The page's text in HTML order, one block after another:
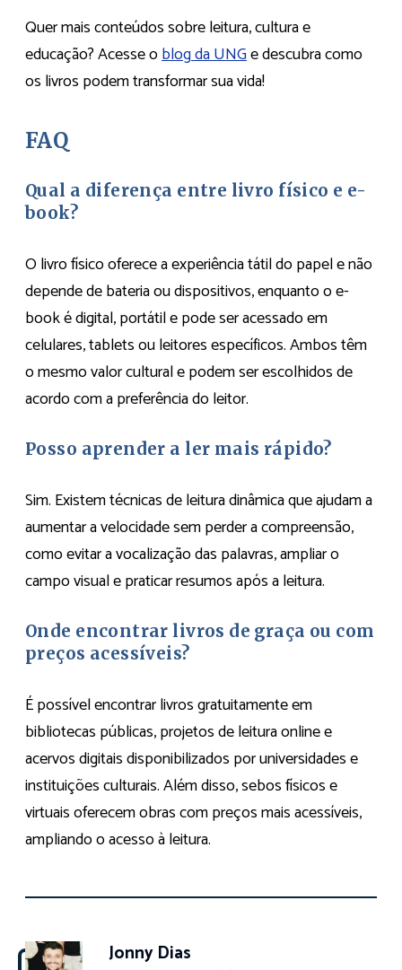
Quer mais conteúdos sobre leitura, cultura e
educação? Acesse oblogda UNGe descubra como
os livros podem transformar sua vida!
FAQ
Qual a diferença entre livro físico e e-
book?
O livro físico oferece a experiência tátil do papel e não
depende de bateria ou dispositivos, enquanto o e-
book é digital, portátil e pode ser acessado em
celulares, tablets ou leitores específicos. Ambos têm
o mesmo valor cultural e podem ser escolhidos de
acordo com a preferência do leitor.
Posso aprender a ler mais rápido?
Sim. Existem técnicas de leitura dinâmica que ajudam a
aumentar a velocidade sem perder a compreensão,
como evitar a vocalização das palavras, ampliar o
campo visual e praticar resumos após a leitura.
Onde encontrar livros de graça ou com
preços acessíveis?
É possível encontrar livros gratuitamente em
bibliotecas públicas, projetos de leitura online e
acervos digitais disponibilizados por universidades e
instituições culturais. Além disso, sebos físicos e
virtuais oferecem obras com preços mais acessíveis,
ampliando o acesso à leitura.
Jonny Dias